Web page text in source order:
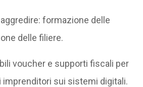
formazione delle
delle filiere.
voucher e supporti fiscali per
imprenditori sui sistemi digitali.